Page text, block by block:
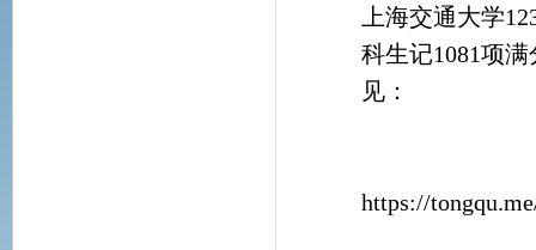
上海交通大学
科生记1081项
见：
https://